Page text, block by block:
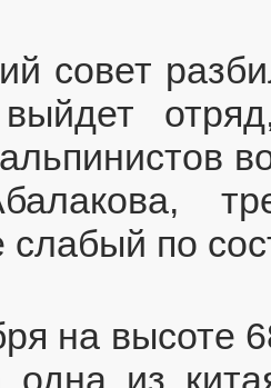
совет
слабый по
на высоте
одна из